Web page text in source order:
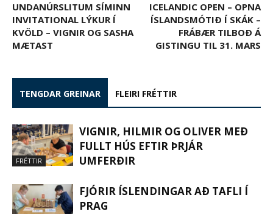
UNDANÚRSLITUM SÍMINN
INVITATIONAL LÝKUR Í
KVÖLD – VIGNIR OG SASHA
MÆTAST
ICELANDIC OPEN – OPNA
ÍSLANDSMÓTIÐ Í SKÁK –
FRÁBÆR TILBOÐ Á
GISTINGU TIL 31. MARS
TENGDAR GREINAR FLEIRI FRÉTTIR
FRÉTTIR
VIGNIR, HILMIR OG OLIVER MEÐ
FULLT HÚS EFTIR ÞRJÁR
UMFERÐIR
FJÓRIR ÍSLENDINGAR AÐ TAFLI Í
PRAG